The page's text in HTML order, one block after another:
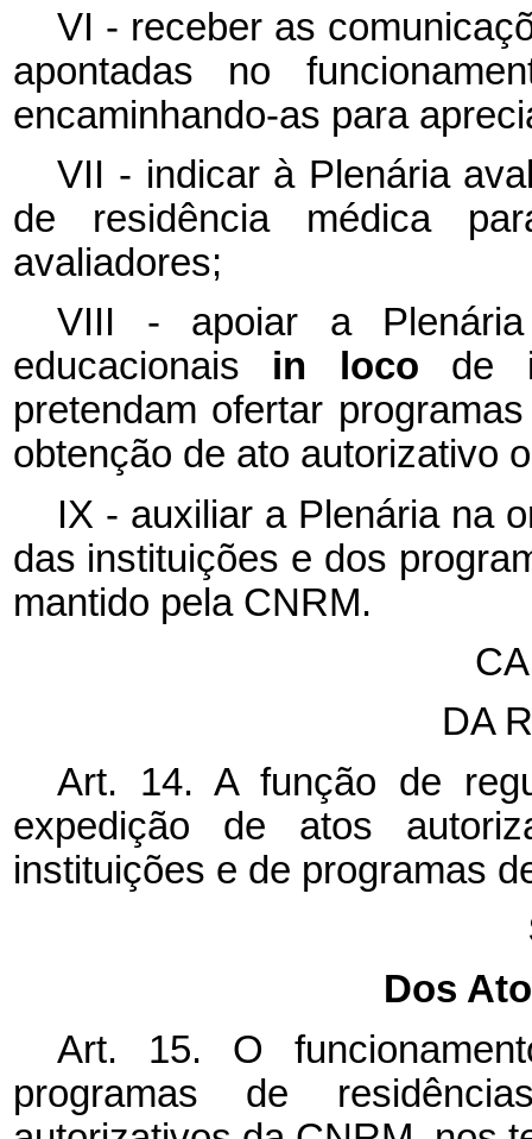
VI - receber as
apontadas no
encaminhando-as para
VII - indicar à Plenária
de residência médica
avaliadores;
VIII - apoiar a Plenária
educacionais in loco de
pretendam ofertar
obtenção de ato autorizativo
IX - auxiliar a Plenária na
das instituições e dos
mantido pela CNRM.
DA
Art. 14. A função de
expedição de atos
instituições e de programas
Dos
Art. 15. O
programas de